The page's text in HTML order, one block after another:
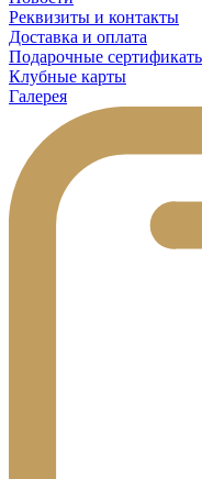
Реквизиты и контакты
Доставка и оплата
Подарочные
Клубные карты
Галерея